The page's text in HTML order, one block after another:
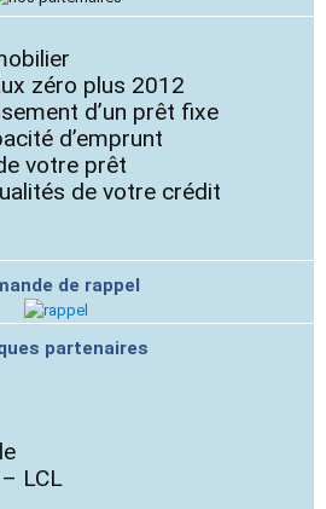
zéro plus 2012
d’un prêt fixe
d’emprunt
votre prêt
de votre crédit
de rappel
partenaires
LCL